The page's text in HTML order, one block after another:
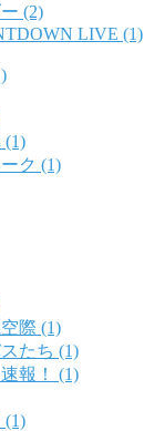
(2)
LIVE (1)
(1)
ク (1)
際 (1)
たち (1)
報！ (1)
(1)